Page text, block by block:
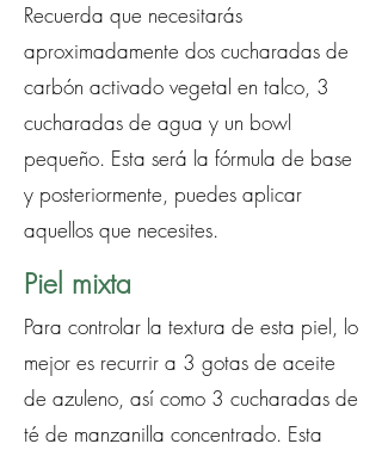
Recuerda que necesitarás
aproximadamente dos cucharadas de
carbón activado vegetal en talco, 3
cucharadas de agua y un bowl
pequeño. Esta será la fórmula de base
y posteriormente, puedes aplicar
aquellos que necesites.
Piel mixta
Para controlar la textura de esta piel, lo
mejor es recurrir a 3 gotas de aceite
de azuleno, así como 3 cucharadas de
té de manzanilla concentrado. Esta